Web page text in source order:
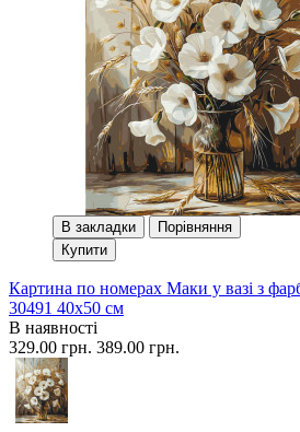
В закладки
Порівняння
Купити
Картина по номерах Маки у вазі з
30491 40x50 см
В наявності
329.00 грн. 389.00 грн.